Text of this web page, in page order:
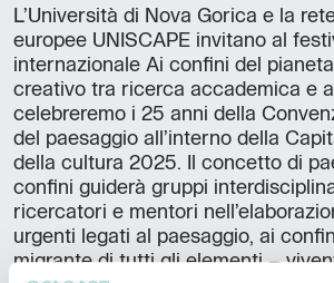
L’Università di Nova Gorica e la
europee UNISCAPE invitano al
internazionale Ai confini del
creativo tra ricerca accademica e
celebreremo i 25 anni della
del paesaggio all’interno della
della cultura 2025. Il concetto di
confini guiderà gruppi
ricercatori e mentori
urgenti legati al paesaggio, ai
migrante di tutti gli elementi –